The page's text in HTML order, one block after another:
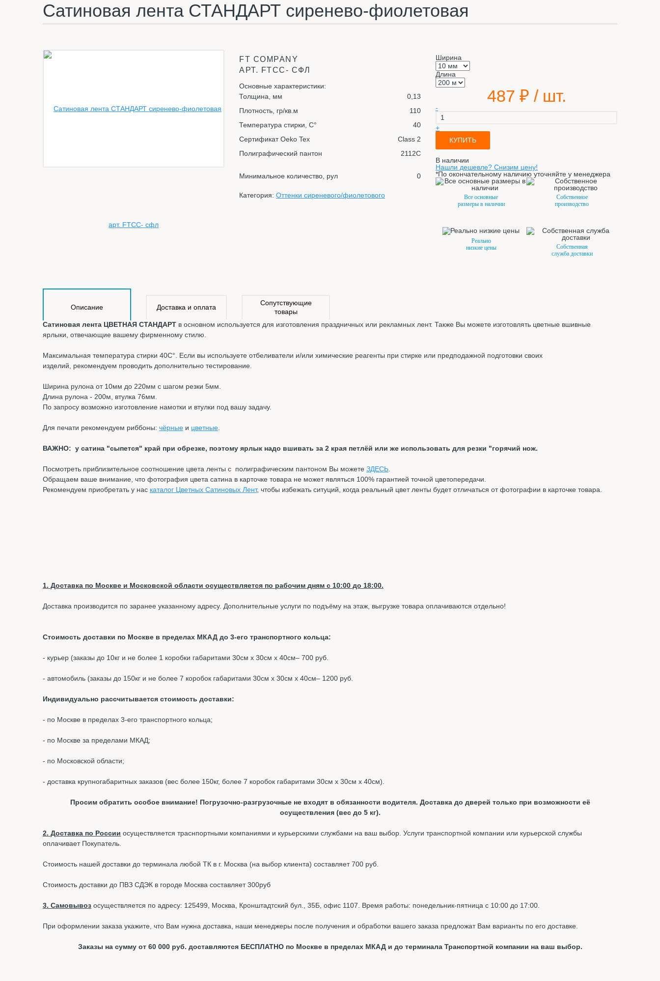
Сатиновая лента СТАНДАРТ сиренево-фиолетовая
FT COMPANY
АРТ. FTСС- СФЛ
Основные характеристики:
Толщина, мм
0,13
Плотность, гр/кв.м
110
Температура стирки, С°
40
Сертификат Oeko Tex
Class 2
Полиграфический пантон
2112C
Минимальное количество, рул 0
Категория: Оттенки сиреневого/фиолетового
Ширина
Длина
487 ₽ / шт.
-
+
КУПИТЬ
В наличии
Нашли дешевле? Снизим цену!
*По окончательному наличию уточняйте у менеджера
Все основные
размеры в наличии
Собственное
производство
Реально
низкие цены
Собственная
служба доставки
Описание Доставка и оплата
Сопутствующие
товары
Сатиновая лента ЦВЕТНАЯ СТАНДАРТ в основном используется для изготовления праздничных или рекламных лент. Также Вы можете изготовлять цветные вшивные
ярлыки, отвечающие вашему фирменному стилю.
Максимальная температура стирки 40С°. Если вы используете отбеливатели и/или химические реагенты при стирке или предподажной подготовки своих
изделий, рекомендуем проводить дополнительно тестирование.
Ширина рулона от 10мм до 220мм с шагом резки 5мм.
Длина рулона - 200м, втулка 76мм.
По запросу возможно изготовление намотки и втулки под вашу задачу.
Для печати рекомендуем риббоны: чёрные и цветные.
ВАЖНО: у сатина "сыпется" край при обрезке, поэтому ярлык надо вшивать за 2 края петлёй или же использовать для резки "горячий нож.
Посмотреть приблизительное соотношение цвета ленты с полиграфическим пантоном Вы можете ЗДЕСЬ.
Обращаем ваше внимание, что фотография цвета сатина в карточке товара не может являться 100% гарантией точной цветопередачи.
Рекомендуем приобретать у нас каталог Цветных Сатиновых Лент, чтобы избежать ситуций, когда реальный цвет ленты будет отличаться от фотографии в карточке товара.
1. Доставка по Москве и Московской области осуществляется по рабочим дням с 10:00 до 18:00.
Доставка производится по заранее указанному адресу. Дополнительные услуги по подъёму на этаж, выгрузке товара оплачиваются отдельно!
Стоимость доставки по Москве в пределах МКАД до 3-его транспортного кольца:
- курьер (заказы до 10кг и не более 1 коробки габаритами 30см х 30см х 40см– 700 руб.
- автомобиль (заказы до 150кг и не более 7 коробок габаритами 30см х 30см х 40см– 1200 руб.
Индивидуально рассчитывается стоимость доставки:
- по Москве в пределах 3-его транспортного кольца;
- по Москве за пределами МКАД;
- по Московской области;
- доставка крупногабаритных заказов (вес более 150кг, более 7 коробок габаритами 30см х 30см х 40см).
Просим обратить особое внимание! Погрузочно-разгрузочные не входят в обязанности водителя. Доставка до дверей только при возможности её
осуществления (вес до 5 кг).
2. Доставка по России осуществляется траснпортными компаниями и курьерскими службами на ваш выбор. Услуги транспортной компании или курьерской службы
оплачивает Покупатель.
Стоимость нашей доставки до терминала любой ТК в г. Москва (на выбор клиента) составляет 700 руб.
Стоимость доставки до ПВЗ СДЭК в городе Москва составляет 300руб
3. Самовывоз осуществляется по адресу: 125499, Москва, Кронштадтский бул., 35Б, офис 1107. Время работы: понедельник-пятница с 10:00 до 17:00.
При оформлении заказа укажите, что Вам нужна доставка, наши менеджеры после получения и обработки вашего заказа предложат Вам варианты по его доставке.
Заказы на сумму от 60 000 руб. доставляются БЕСПЛАТНО по Москве в пределах МКАД и до терминала Транспортной компании на ваш выбор.